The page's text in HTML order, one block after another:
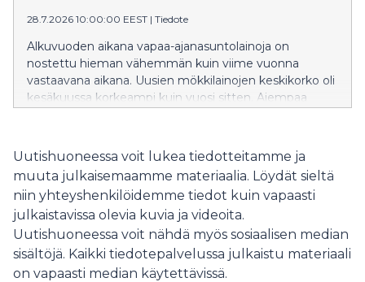
28.7.2026 10:00:00 EEST | Tiedote
Alkuvuoden aikana vapaa-ajanasuntolainoja on
nostettu hieman vähemmän kuin viime vuonna
vastaavana aikana. Uusien mökkilainojen keskikorko oli
kesäkuussa korkeampi kuin vuosi sitten. Aiempaa
Uutishuoneessa voit lukea tiedotteitamme ja
muuta julkaisemaamme materiaalia. Löydät sieltä
niin yhteyshenkilöidemme tiedot kuin vapaasti
julkaistavissa olevia kuvia ja videoita.
Uutishuoneessa voit nähdä myös sosiaalisen median
sisältöjä. Kaikki tiedotepalvelussa julkaistu materiaali
on vapaasti median käytettävissä.